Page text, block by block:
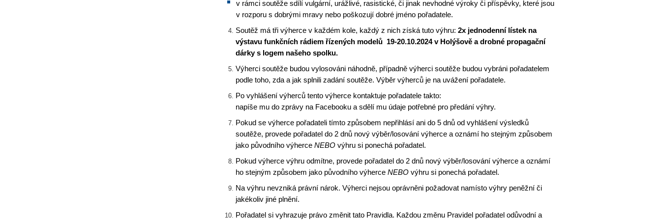
v rámci soutěže sdílí vulgární, urážlivé, rasistické, či jinak nevhodné výroky či příspěvky, které jsou
v rozporu s dobrými mravy nebo poškozují dobré jméno pořadatele.
Soutěž má tři výherce v každém kole, každý z nich získá tuto výhru: 2x jednodenní lístek na
výstavu funkčních rádiem řízených modelů 19-20.10.2024 v Holýšově a drobné propagační
dárky s logem našeho spolku.
Výherci soutěže budou vylosováni náhodně, případně výherci soutěže budou vybráni pořadatelem
podle toho, zda a jak splnili zadání soutěže. Výběr výherců je na uvážení pořadatele.
Po vyhlášení výherců tento výherce kontaktuje pořadatele takto:
napíše mu do zprávy na Facebooku a sdělí mu údaje potřebné pro předání výhry.
Pokud se výherce pořadateli tímto způsobem nepřihlásí ani do 5 dnů od vyhlášení výsledků
soutěže, provede pořadatel do 2 dnů nový výběr/losování výherce a oznámí ho stejným způsobem
jako původního výherce NEBO výhru si ponechá pořadatel.
Pokud výherce výhru odmítne, provede pořadatel do 2 dnů nový výběr/losování výherce a oznámí
ho stejným způsobem jako původního výherce NEBO výhru si ponechá pořadatel.
Na výhru nevzniká právní nárok. Výherci nejsou oprávněni požadovat namísto výhry peněžní či
jakékoliv jiné plnění.
Pořadatel si vyhrazuje právo změnit tato Pravidla. Každou změnu Pravidel pořadatel odůvodní a